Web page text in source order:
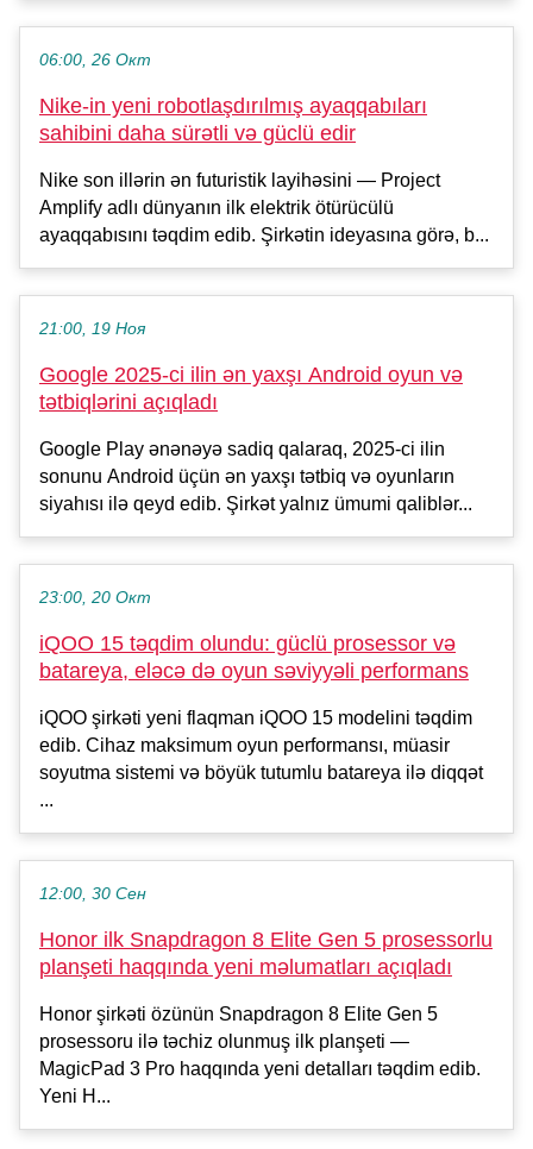
06:00, 26 Окт
Nike-in yeni robotlaşdırılmış ayaqqabıları
sahibini daha sürətli və güclü edir
Nike son illərin ən futuristik layihəsini — Project
Amplify adlı dünyanın ilk elektrik ötürücülü
ayaqqabısını təqdim edib. Şirkətin ideyasına görə, b...
21:00, 19 Ноя
Google 2025-ci ilin ən yaxşı Android oyun və
tətbiqlərini açıqladı
Google Play ənənəyə sadiq qalaraq, 2025-ci ilin
sonunu Android üçün ən yaxşı tətbiq və oyunların
siyahısı ilə qeyd edib. Şirkət yalnız ümumi qaliblər...
23:00, 20 Окт
iQOO 15 təqdim olundu: güclü prosessor və
batareya, eləcə də oyun səviyyəli performans
iQOO şirkəti yeni flaqman iQOO 15 modelini təqdim
edib. Cihaz maksimum oyun performansı, müasir
soyutma sistemi və böyük tutumlu batareya ilə diqqət
...
12:00, 30 Сен
Honor ilk Snapdragon 8 Elite Gen 5 prosessorlu
planşeti haqqında yeni məlumatları açıqladı
Honor şirkəti özünün Snapdragon 8 Elite Gen 5
prosessoru ilə təchiz olunmuş ilk planşeti —
MagicPad 3 Pro haqqında yeni detalları təqdim edib.
Yeni H...